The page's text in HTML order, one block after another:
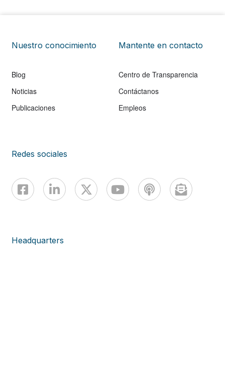
Nuestro conocimiento
Blog
Noticias
Publicaciones
Mantente en contacto
Centro de Transparencia
Contáctanos
Empleos
Redes sociales
Headquarters